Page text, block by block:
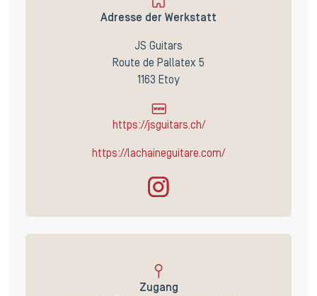
Adresse der Werkstatt
JS Guitars
Route de Pallatex 5
1163 Etoy
https://jsguitars.ch/
https://lachaineguitare.com/
Zugang